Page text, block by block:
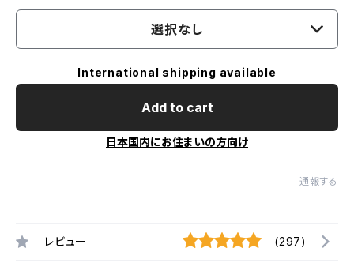
選択なし
International shipping available
Add to cart
日本国内にお住まいの方向け
通報する
レビュー (297)